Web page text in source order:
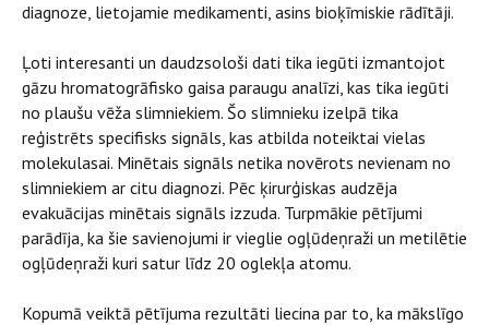
diagnoze, lietojamie medikamenti, asins bioķīmiskie rādītāji.
Ļoti interesanti un daudzsološi dati tika iegūti izmantojot
gāzu hromatogrāfisko gaisa paraugu analīzi, kas tika iegūti
no plaušu vēža slimniekiem. Šo slimnieku izelpā tika
reģistrēts specifisks signāls, kas atbilda noteiktai vielas
molekulasai. Minētais signāls netika novērots nevienam no
slimniekiem ar citu diagnozi. Pēc ķirurģiskas audzēja
evakuācijas minētais signāls izzuda. Turpmākie pētījumi
parādīja, ka šie savienojumi ir vieglie ogļūdeņraži un metilētie
ogļūdeņraži kuri satur līdz 20 oglekļa atomu.
Kopumā veiktā pētījuma rezultāti liecina par to, ka mākslīgo